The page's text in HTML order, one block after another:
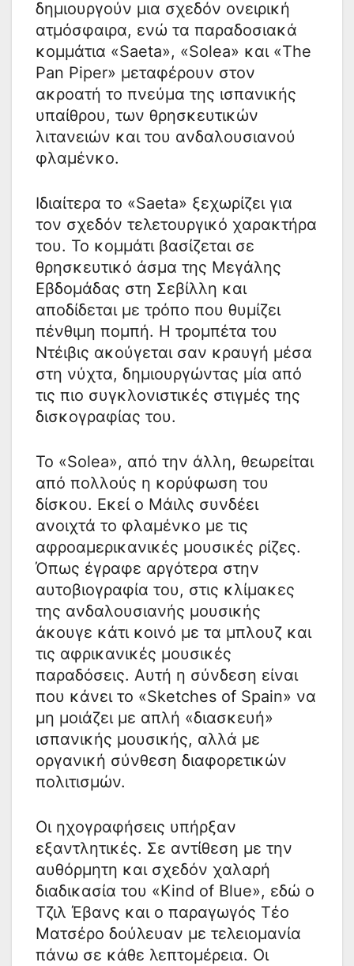
δημιουργούν μια σχεδόν ονειρική
ατμόσφαιρα, ενώ τα παραδοσιακά
κομμάτια «Saeta», «Solea» και «The
Pan Piper» μεταφέρουν στον
ακροατή το πνεύμα της ισπανικής
υπαίθρου, των θρησκευτικών
λιτανειών και του ανδαλουσιανού
φλαμένκο.
Ιδιαίτερα το «Saeta» ξεχωρίζει για
τον σχεδόν τελετουργικό χαρακτήρα
του. Το κομμάτι βασίζεται σε
θρησκευτικό άσμα της Μεγάλης
Εβδομάδας στη Σεβίλλη και
αποδίδεται με τρόπο που θυμίζει
πένθιμη πομπή. Η τρομπέτα του
Ντέιβις ακούγεται σαν κραυγή μέσα
στη νύχτα, δημιουργώντας μία από
τις πιο συγκλονιστικές στιγμές της
δισκογραφίας του.
Το «Solea», από την άλλη, θεωρείται
από πολλούς η κορύφωση του
δίσκου. Εκεί ο Μάιλς συνδέει
ανοιχτά το φλαμένκο με τις
αφροαμερικανικές μουσικές ρίζες.
Όπως έγραφε αργότερα στην
αυτοβιογραφία του, στις κλίμακες
της ανδαλουσιανής μουσικής
άκουγε κάτι κοινό με τα μπλουζ και
τις αφρικανικές μουσικές
παραδόσεις. Αυτή η σύνδεση είναι
που κάνει το «Sketches of Spain» να
μη μοιάζει με απλή «διασκευή»
ισπανικής μουσικής, αλλά με
οργανική σύνθεση διαφορετικών
πολιτισμών.
Οι ηχογραφήσεις υπήρξαν
εξαντλητικές. Σε αντίθεση με την
αυθόρμητη και σχεδόν χαλαρή
διαδικασία του «Kind of Blue», εδώ ο
Τζιλ Έβανς και ο παραγωγός Τέο
Ματσέρο δούλευαν με τελειομανία
πάνω σε κάθε λεπτομέρεια. Οι